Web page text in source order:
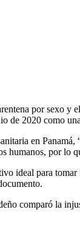
por sexo
de 2020 como
en
humanos, por lo
ideal para
comparó la